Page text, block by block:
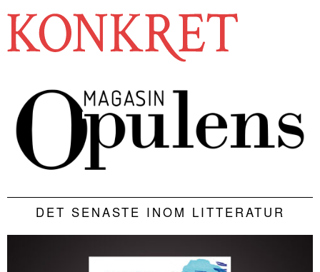
DET SENASTE INOM LITTERATUR